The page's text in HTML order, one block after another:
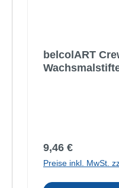
belcolART
Regulärer Preis:
9,46 €
Preise inkl. MwSt.